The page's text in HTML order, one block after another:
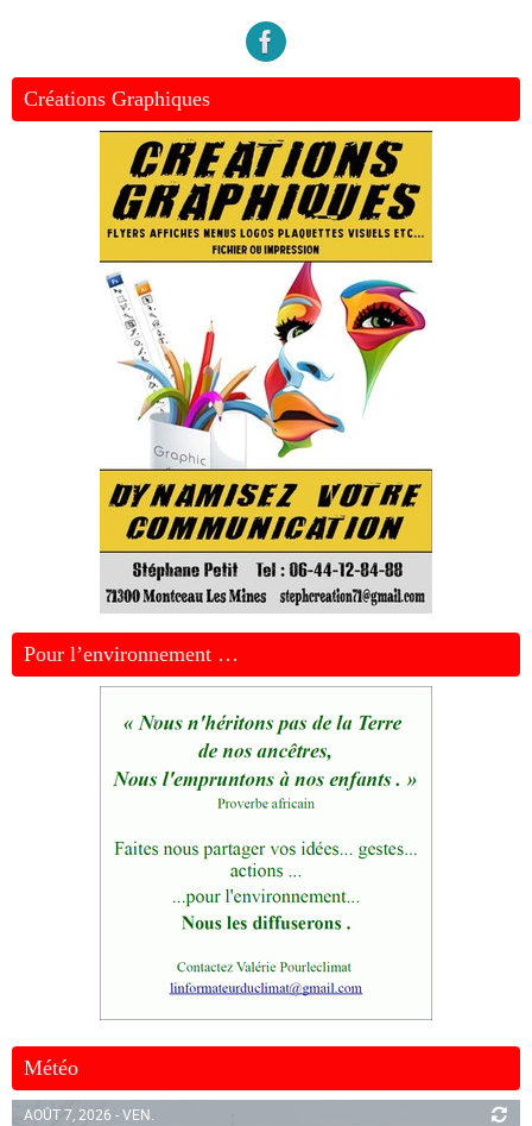
Créations Graphiques
Pour l’environnement …
Météo
AOÛT 7, 2026 - VEN.